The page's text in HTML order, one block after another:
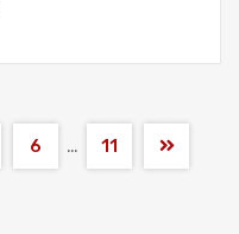
6 … 11